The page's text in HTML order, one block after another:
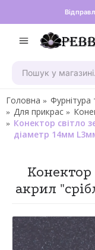
Головна Фурнітура
Для прикрас
Конектор світло
діаметр 14мм
Конектор
акрил